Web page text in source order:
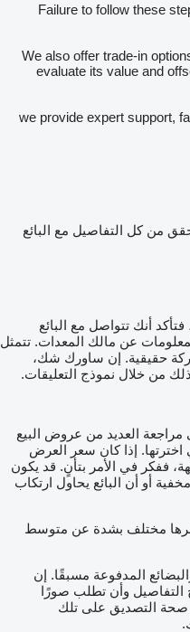
Failure to follow these
We also offer trade-in
evaluate its value and
– we provide expert support,
من كل التفاصيل مع البائع
أنك تتواصل مع البائع
عن مالك المعدات. تتمثل
حقيقية. إن ساورك شك،
من خلال نموذج التعليقات.
مراجعة العديد من عروض البيع
اخترتها. إذا كان سعر العرض
ففكر في الأمر بتأنٍ. قد يكون
أو أن البائع يحاول ارتكاب
مختلف بشدة عن متوسط
المدفوعة مسبقًا. إن
وأن تطلب صورًا
التصديق على تلك